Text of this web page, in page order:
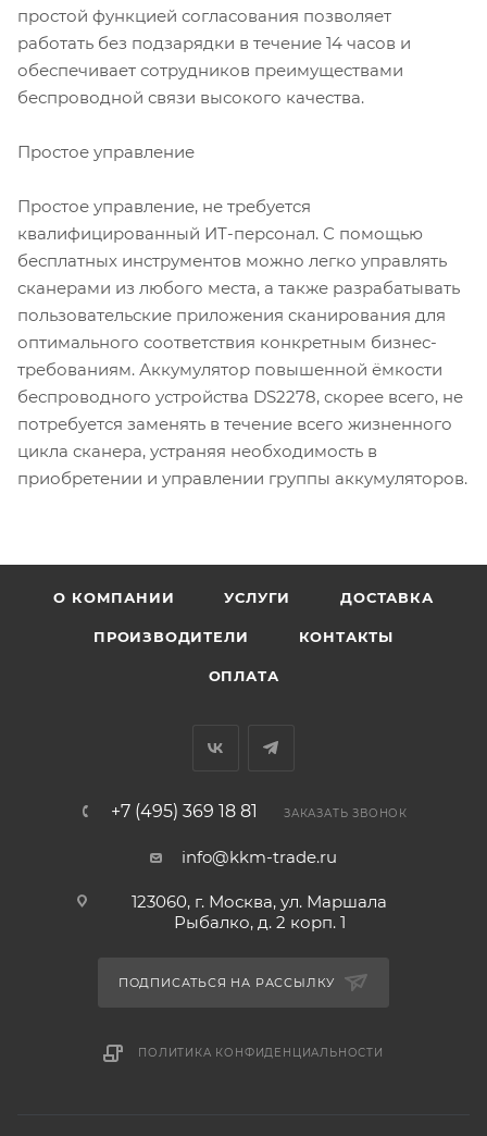
простой функцией согласования позволяет
работать без подзарядки в течение 14 часов и
обеспечивает сотрудников преимуществами
беспроводной связи высокого качества.
Простое управление
Простое управление, не требуется
квалифицированный ИТ-персонал. С помощью
бесплатных инструментов можно легко управлять
сканерами из любого места, а также разрабатывать
пользовательские приложения сканирования для
оптимального соответствия конкретным бизнес-
требованиям. Аккумулятор повышенной ёмкости
беспроводного устройства DS2278, скорее всего, не
потребуется заменять в течение всего жизненного
цикла сканера, устраняя необходимость в
приобретении и управлении группы аккумуляторов.
О КОМПАНИИ УСЛУГИ ДОСТАВКА
ПРОИЗВОДИТЕЛИ КОНТАКТЫ
ОПЛАТА
+7 (495) 369 18 81 ЗАКАЗАТЬ ЗВОНОК
info@kkm-trade.ru
123060, г. Москва, ул. Маршала
Рыбалко, д. 2 корп. 1
ПОДПИСАТЬСЯ НА РАССЫЛКУ
ПОЛИТИКА КОНФИДЕНЦИАЛЬНОСТИ